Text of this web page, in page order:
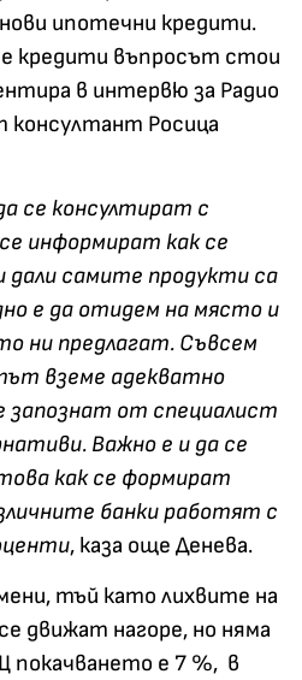
нови ипотечни кредити.
кредити въпросът стои
в интервю за Радио
консултант Росица
се консултират с
информират как се
дали самите продукти са
е да отидем на място и
ни предлагат. Съвсем
вземе адекватно
запознат от специалист
Важно е и да се
как се формират
банки работят с
, каза още Денева.
тъй като лихвите на
движат нагоре, но няма
покачването е 7 %, в